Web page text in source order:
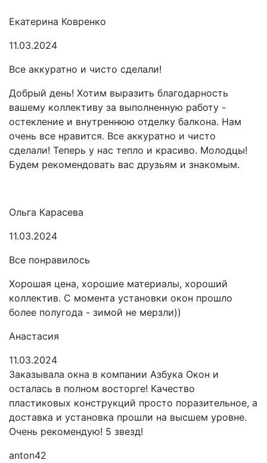
Екатерина Ковренко
11.03.2024
Все аккуратно и чисто сделали!
Добрый день! Хотим выразить благодарность
вашему коллективу за выполненную работу -
остекление и внутреннюю отделку балкона. Нам
очень все нравится. Все аккуратно и чисто
сделали! Теперь у нас тепло и красиво. Молодцы!
Будем рекомендовать вас друзьям и знакомым.
Ольга Карасева
11.03.2024
Все понравилось
Хорошая цена, хорошие материалы, хороший
коллектив. С момента установки окон прошло
более полугода - зимой не мерзли))
Анастасия
11.03.2024
Заказывала окна в компании Азбука Окон и
осталась в полном восторге! Качество
пластиковых конструкций просто поразительное, а
доставка и установка прошли на высшем уровне.
Очень рекомендую! 5 звезд!
anton42